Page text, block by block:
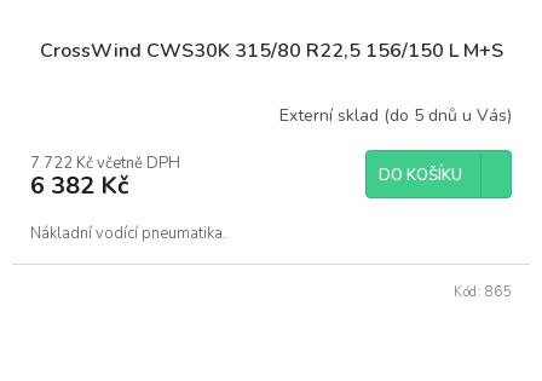
CrossWind CWS30K 315/80 R22,5 156/150 L M+S
Externí sklad (do 5 dnů u Vás)
7 722 Kč včetně DPH
6 382 Kč DO KOŠÍKU
Nákladní vodící pneumatika.
Kód: 865